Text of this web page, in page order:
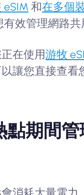
eSIM 和在多個
效管理網路共
在使用游牧
讓您直接查看
點期間